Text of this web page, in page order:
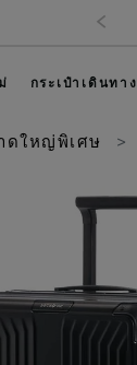
กระเป๋าเดินทาง
ดใหญ่พิเศษ